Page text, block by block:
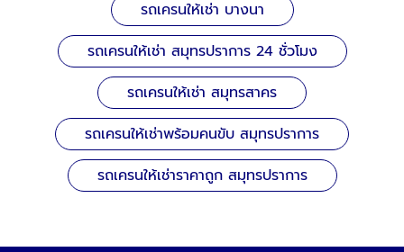
รถเครนให้เช่า บางนา
รถเครนให้เช่า สมุทรปราการ 24 ชั่วโมง
รถเครนให้เช่า สมุทรสาคร
รถเครนให้เช่าพร้อมคนขับ สมุทรปราการ
รถเครนให้เช่าราคาถูก สมุทรปราการ